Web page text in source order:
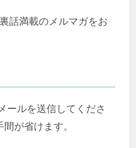
話満載のメルマガをお
ールを送信してくださ
が省けます。